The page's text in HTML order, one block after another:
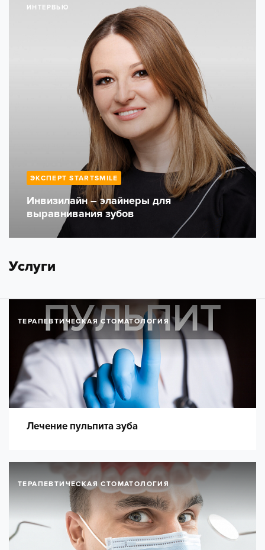
ИНТЕРВЬЮ
ЭКСПЕРТ STARTSMILE
Инвизилайн – элайнеры для
выравнивания зубов
Услуги
ТЕРАПЕВТИЧЕСКАЯ СТОМАТОЛОГИЯ
Лечение пульпита зуба
ТЕРАПЕВТИЧЕСКАЯ СТОМАТОЛОГИЯ